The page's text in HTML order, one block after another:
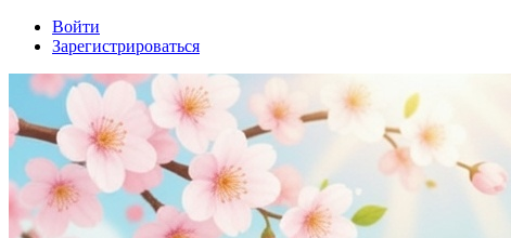
Войти
Зарегистрироваться